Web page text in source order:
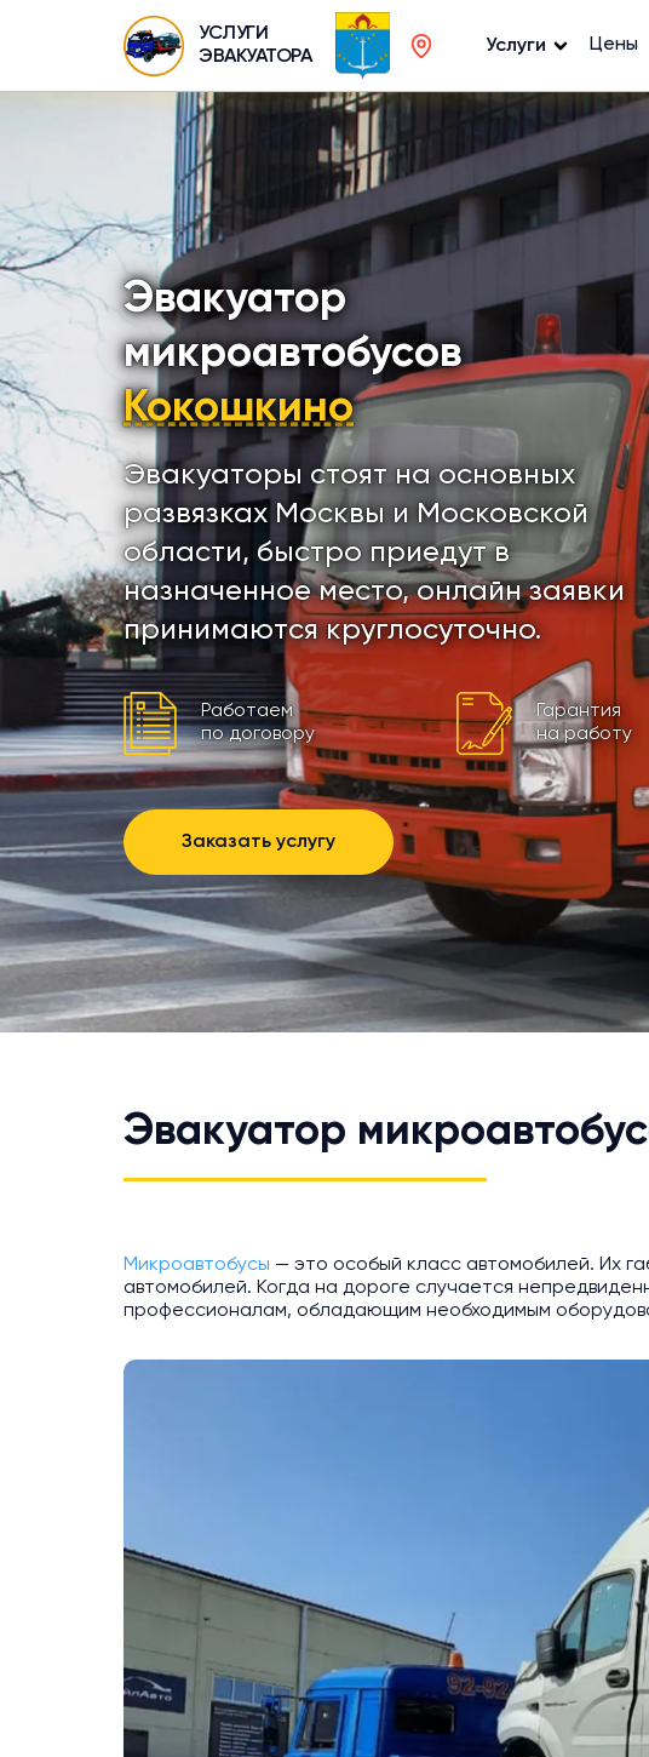
УСЛУГИ
ЭВАКУАТОРА
Услуги Цены
Эвакуатор
микроавтобусов
Кокошкино
Эвакуаторы стоят на основных
развязках Москвы и Московской
области, быстро приедут в
назначенное место, онлайн заявки
принимаются круглосуточно.
Работаем
по договору
Гарантия
на работу
Заказать услугу
Эвакуатор
Микроавтобусы — это особый класс автомобилей. Их
автомобилей. Когда на дороге случается
профессионалам, обладающим необходимым